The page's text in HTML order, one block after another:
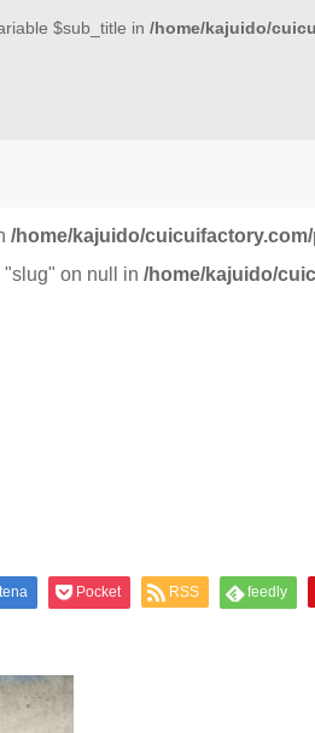
$sub_title in /home/kajuido/
/home/kajuido/
"slug" on null in /home/kajuido/
Pocket RSS feedly